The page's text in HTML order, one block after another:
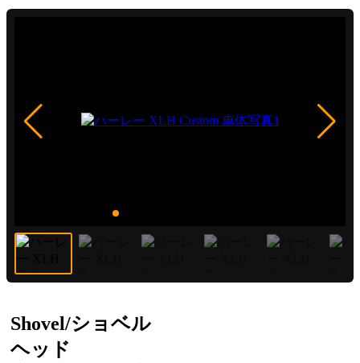
Shovel/ショベル
ヘッド